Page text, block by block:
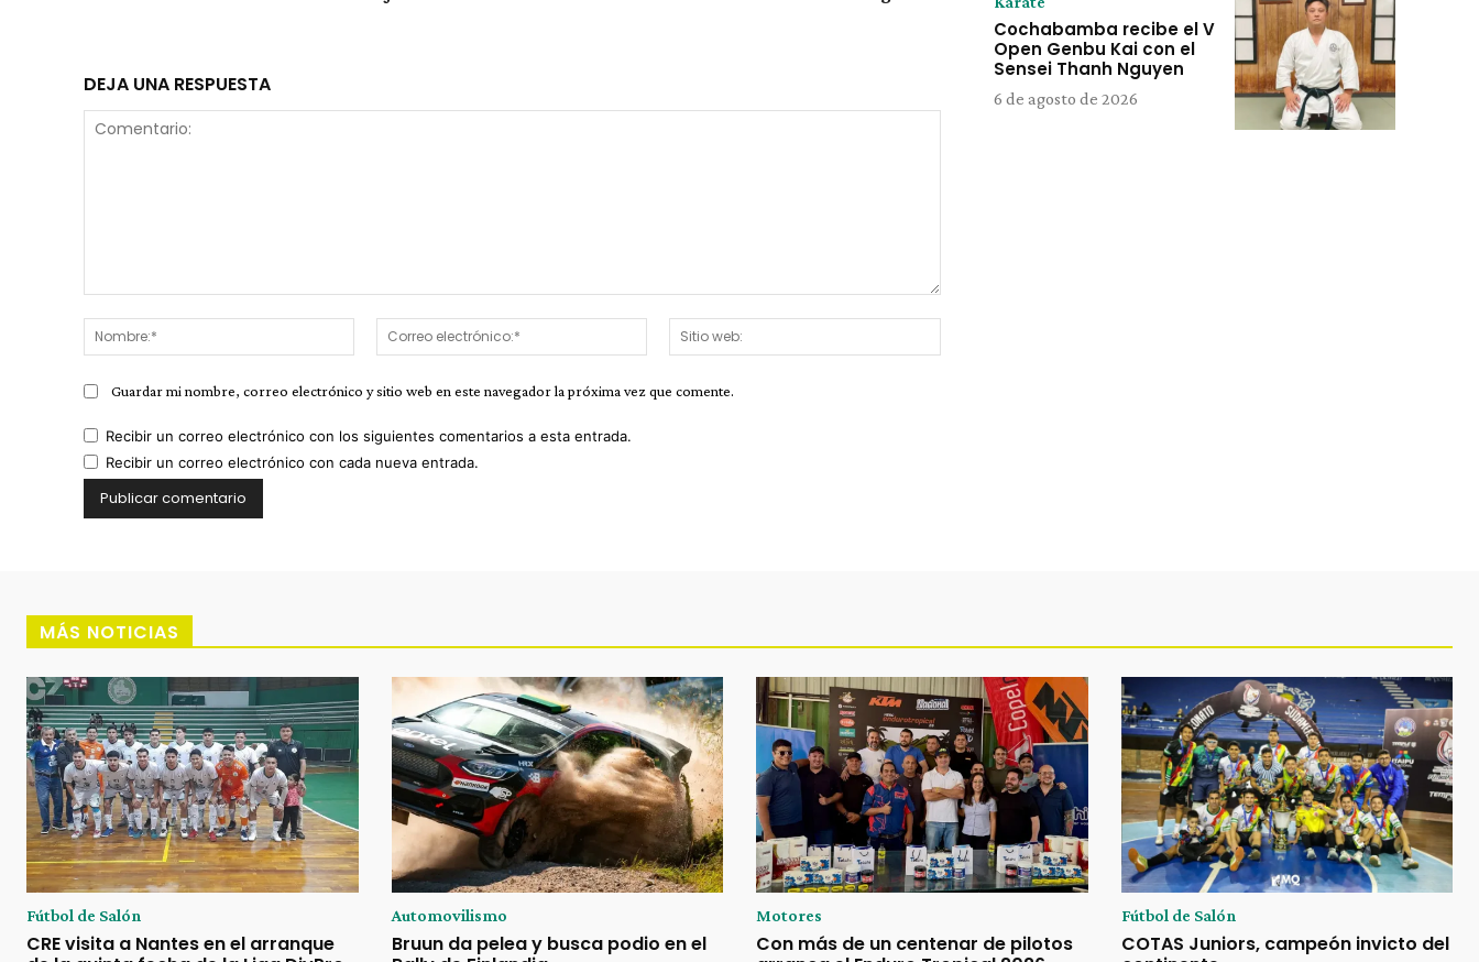
DEJA UNA RESPUESTA
Nombre:*
Correo
electrónico:*
web:
Guardar mi nombre, correo electrónico y sitio web en este navegador la próxima vez que comente.
Recibir un correo electrónico con los siguientes comentarios a esta entrada.
Recibir un correo electrónico con cada nueva entrada.
Cochabamba recibe el V
Open Genbu Kai con el
Sensei Thanh Nguyen
6 de agosto de 2026
MÁS NOTICIAS
Fútbol de Salón
CRE visita a Nantes en el arranque
Automovilismo
Bruun da pelea y busca podio en el
Motores
Con más de un centenar de pilotos
Fútbol de Salón
COTAS Juniors, campeón invicto del